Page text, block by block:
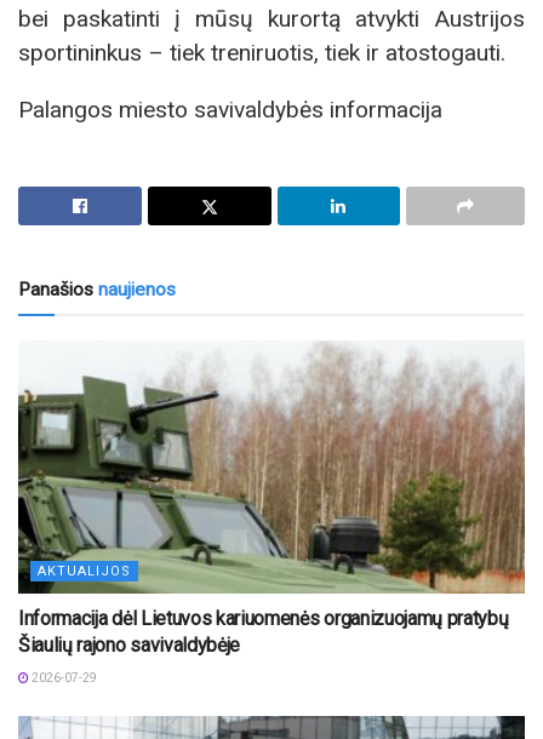
bei paskatinti į mūsų kurortą atvykti Austrijos
sportininkus – tiek treniruotis, tiek ir atostogauti.
Palangos miesto savivaldybės informacija
Panašios naujienos
AKTUALIJOS
Informacija dėl Lietuvos kariuomenės organizuojamų pratybų
Šiaulių rajono savivaldybėje
2026-07-29